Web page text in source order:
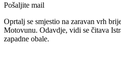
Pošaljite mail
Oprtalj se smjestio na zaravan vrh
Motovunu. Odavdje, vidi se čitava
zapadne obale.